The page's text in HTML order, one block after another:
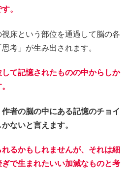
。
床という部位を通過して脳の各
考」が生み出されます。
して記憶されたものの中からしか
者の脳の中にある記憶のチョイ
ないと言えます。
るかもしれませんが、それは細
で生まれたいい加減なものと考